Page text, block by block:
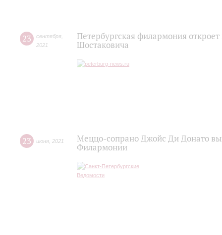
23 сентября
2021
Петербургская филармония
Шостаковича
23 июня 2021
Меццо-сопрано Джойс Ди Донато
Филармонии